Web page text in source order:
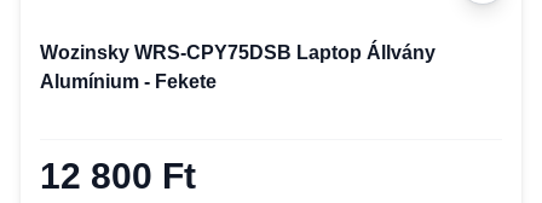
Wozinsky WRS-CPY75DSB Laptop Állvány
Alumínium - Fekete
12 800 Ft